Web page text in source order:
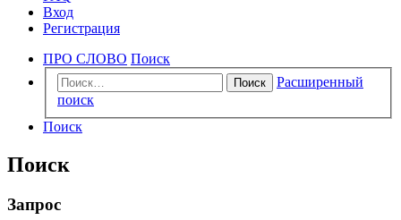
Вход
Регистрация
ПРО СЛОВО Поиск
Поиск
Расширенный
поиск
Поиск
Поиск
Запрос